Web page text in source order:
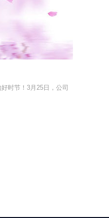
时节！3月25日，公司